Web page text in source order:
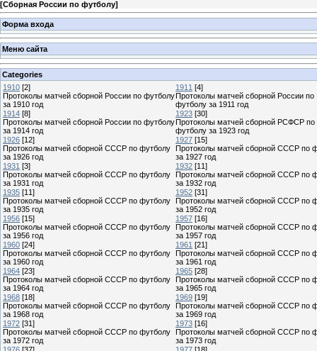
[Сборная России по футболу]
Форма входа
Меню сайта
Categories
1910 [2]
Протоколы матчей сборной России по футболу
за 1910 год
1911 [4]
Протоколы матчей сборной России по
футболу за 1911 год
1914 [8]
Протоколы матчей сборной России по футболу
за 1914 год
1923 [30]
Протоколы матчей сборной РСФСР по
футболу за 1923 год
1926 [12]
Протоколы матчей сборной СССР по футболу
за 1926 год
1927 [15]
Протоколы матчей сборной СССР по
за 1927 год
1931 [3]
Протоколы матчей сборной СССР по футболу
за 1931 год
1932 [11]
Протоколы матчей сборной СССР по
за 1932 год
1935 [11]
Протоколы матчей сборной СССР по футболу
за 1935 год
1952 [31]
Протоколы матчей сборной СССР по
за 1952 год
1956 [15]
Протоколы матчей сборной СССР по футболу
за 1956 год
1957 [16]
Протоколы матчей сборной СССР по
за 1957 год
1960 [24]
Протоколы матчей сборной СССР по футболу
за 1960 год
1961 [21]
Протоколы матчей сборной СССР по
за 1961 год
1964 [23]
Протоколы матчей сборной СССР по футболу
за 1964 год
1965 [28]
Протоколы матчей сборной СССР по
за 1965 год
1968 [18]
Протоколы матчей сборной СССР по футболу
за 1968 год
1969 [19]
Протоколы матчей сборной СССР по
за 1969 год
1972 [31]
Протоколы матчей сборной СССР по футболу
за 1972 год
1973 [16]
Протоколы матчей сборной СССР по
за 1973 год